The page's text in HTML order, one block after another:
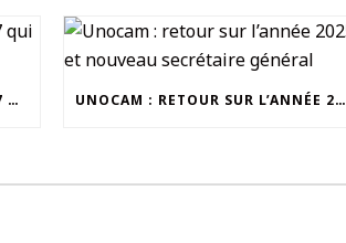
UN CHARGES ET PRODUITS 2027 QUI S’INSCRIT DANS LA CONTINUITÉ UNOCAM : RETOUR SUR L’ANNÉE 2025 ET NOUVEAU SECRÉTAIRE GÉNÉRAL